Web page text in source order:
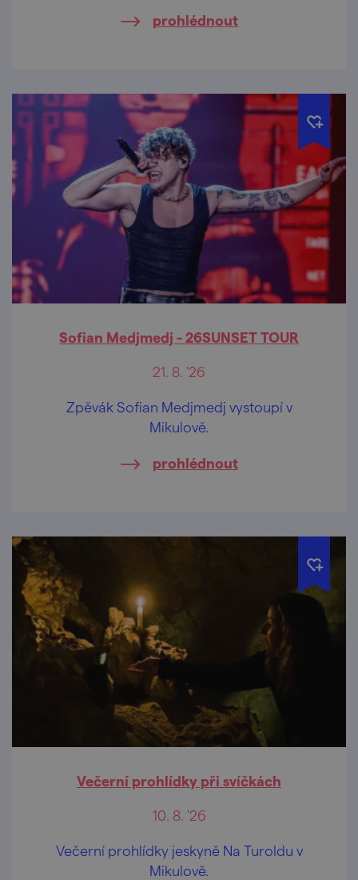
prohlédnout
Sofian Medjmedj - 26SUNSET TOUR
21. 8. '26
Zpěvák Sofian Medjmedj vystoupí v
Mikulově.
prohlédnout
Večerní prohlídky při svíčkách
10. 8. '26
Večerní prohlídky jeskyně Na Turoldu v
Mikulově.